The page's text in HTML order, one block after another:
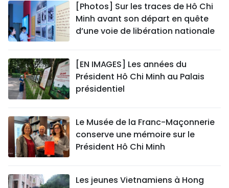
[Photos] Sur les traces de Hô Chi
Minh avant son départ en quête
d’une voie de libération nationale
[EN IMAGES] Les années du
Président Hô Chi Minh au Palais
présidentiel
Le Musée de la Franc-Maçonnerie
conserve une mémoire sur le
Président Hô Chi Minh
Les jeunes Vietnamiens à Hong